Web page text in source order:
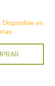
Disponible en